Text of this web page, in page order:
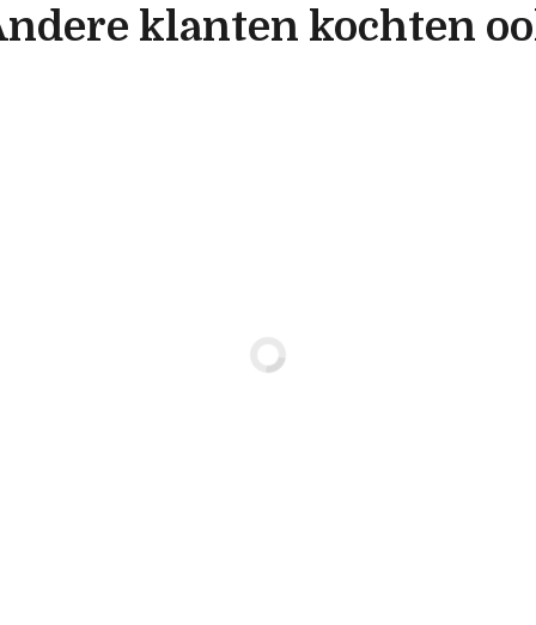
klanten kochten